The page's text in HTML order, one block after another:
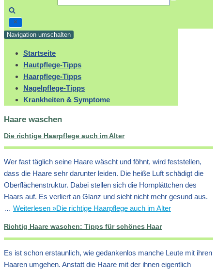
Navigation umschalten
Startseite
Hautpflege-Tipps
Haarpflege-Tipps
Nagelpflege-Tipps
Krankheiten & Symptome
Haare waschen
Die richtige Haarpflege auch im Alter
Wer fast täglich seine Haare wäscht und föhnt, wird feststellen,
dass die Haare sehr darunter leiden. Die heiße Luft schädigt die
Oberflächenstruktur. Dabei stellen sich die Hornplättchen des
Haars auf. Es verliert an Glanz und sieht nicht mehr gesund aus.
… Weiterlesen »Die richtige Haarpflege auch im Alter
Richtig Haare waschen: Tipps für schönes Haar
Es ist schon erstaunlich, wie gedankenlos manche Leute mit ihren
Haaren umgehen. Anstatt die Haare mit der ihnen eigentlich